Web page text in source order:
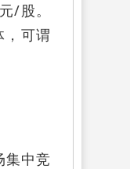
/股。
，可谓
集中竞